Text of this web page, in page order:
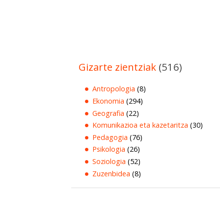
Gizarte zientziak (516)
Antropologia (8)
Ekonomia (294)
Geografia (22)
Komunikazioa eta kazetaritza (30)
Pedagogia (76)
Psikologia (26)
Soziologia (52)
Zuzenbidea (8)